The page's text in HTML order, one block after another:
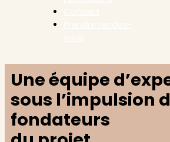
Une équipe
sous l’impulsion
fondateurs